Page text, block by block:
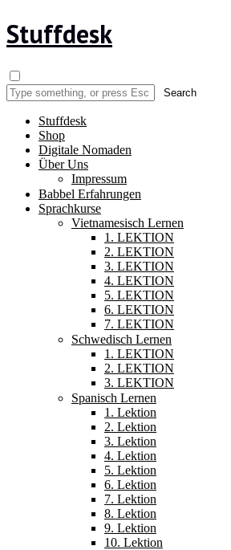
Stuffdesk
Stuffdesk
Shop
Digitale Nomaden
Über Uns
Impressum
Babbel Erfahrungen
Sprachkurse
Vietnamesisch Lernen
1. LEKTION
2. LEKTION
3. LEKTION
4. LEKTION
5. LEKTION
6. LEKTION
7. LEKTION
Schwedisch Lernen
1. LEKTION
2. LEKTION
3. LEKTION
Spanisch Lernen
1. Lektion
2. Lektion
3. Lektion
4. Lektion
5. Lektion
6. Lektion
7. Lektion
8. Lektion
9. Lektion
10. Lektion